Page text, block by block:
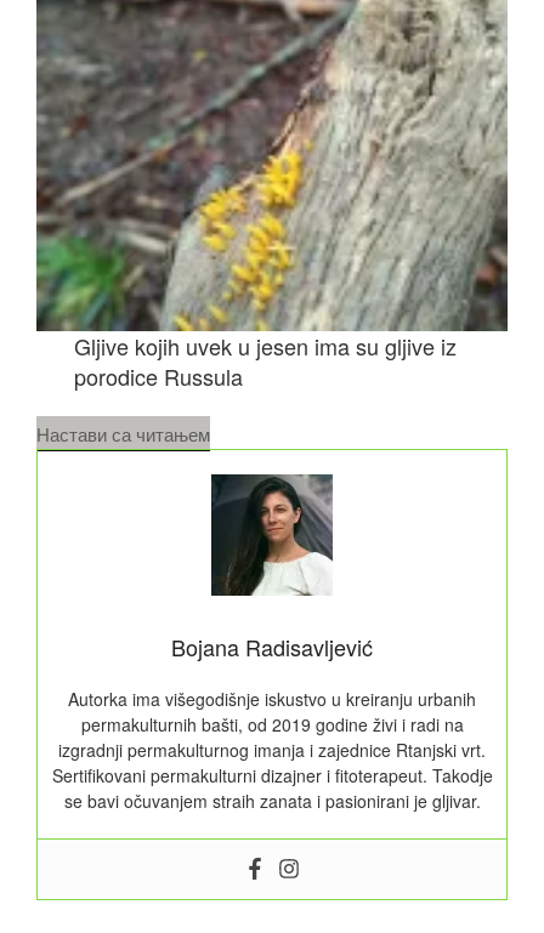
Gljive kojih uvek u jesen ima su gljive iz
porodice Russula
Настави са читањем„Jesenje
na
imanju“
Bojana Radisavljević
Autorka ima višegodišnje iskustvo u kreiranju urbanih
permakulturnih bašti, od 2019 godine živi i radi na
izgradnji permakulturnog imanja i zajednice Rtanjski vrt.
Sertifikovani permakulturni dizajner i fitoterapeut. Takodje
se bavi očuvanjem straih zanata i pasionirani je gljivar.